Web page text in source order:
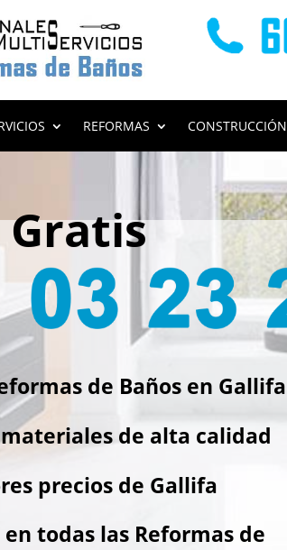
REFORMAS CONSTRUCCIÓN
de Baños en Gallifa
de alta calidad
precios de Gallifa
todas las Reformas de